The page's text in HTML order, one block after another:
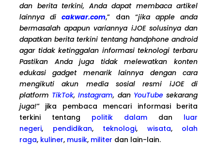
dan berita terkini, Anda dapat membaca artikel
lainnya dicakwar.com,” dan “jika apple anda
bermasalah apapun variannya iJOE solusinya dan
dapatkan berita terkini tentang handphone android
agar tidak ketinggalan informasi teknologi terbaru
Pastikan Anda juga tidak melewatkan konten
edukasi gadget menarik lainnya dengan cara
mengikuti akun media sosial resmi iJOE di
platform TikTok,Instagram, dan YouTubesekarang
juga!” jika pembaca mencari informasi berita
terkini tentang politik dalam dan luar
negeri, pendidikan, teknologi, wisata, olah
raga, kuliner, musik, militer dan lain-lain.